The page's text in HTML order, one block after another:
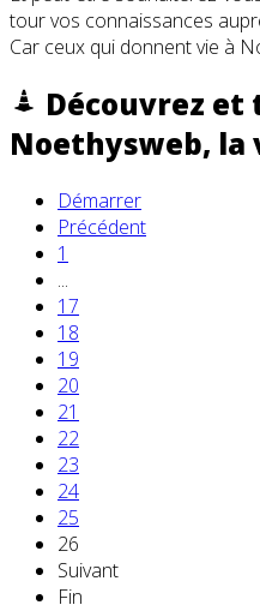
tour vos connaissances
Car ceux qui donnent vie à
Découvrez et
Noethysweb,
Démarrer
Précédent
1
...
17
18
19
20
21
22
23
24
25
26
Suivant
Fin